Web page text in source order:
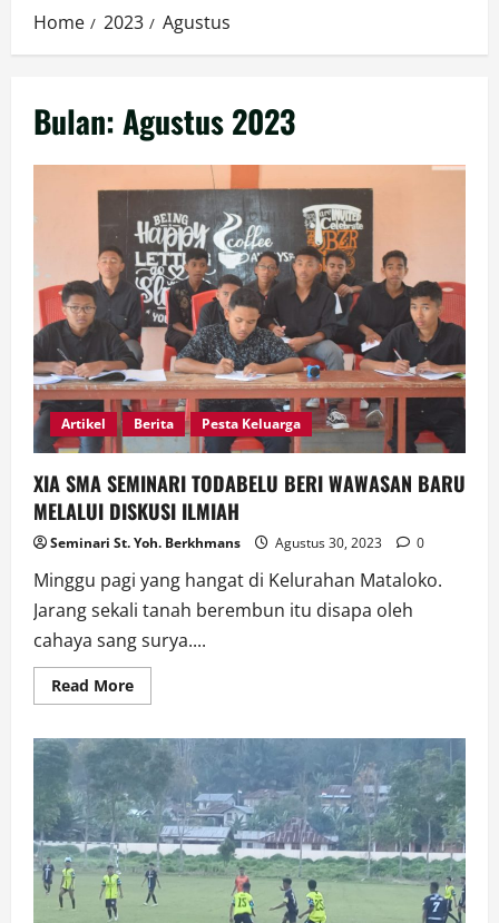
Home 2023 Agustus
Bulan:Agustus 2023
Artikel Berita Pesta Keluarga
XIA SMA SEMINARI TODABELU BERI WAWASAN BARU
MELALUI DISKUSI ILMIAH
Seminari St. Yoh. Berkhmans Agustus 30, 2023 0
Minggu pagi yang hangat di Kelurahan Mataloko.
Jarang sekali tanah berembun itu disapa oleh
cahaya sang surya....
Read MoreRead
more
SMA
SEMINARI
TODABELU
BERI
WAWASAN
BARU
MELALUI
DISKUSI
ILMIAH